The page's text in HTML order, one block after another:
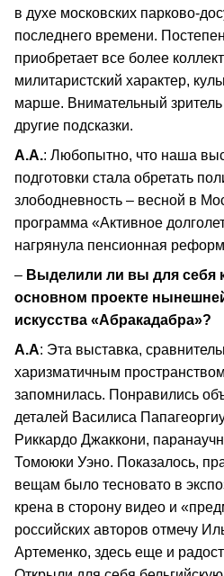
в духе московских парково-
последнего времени.
приобретает все более
милитаристский характер,
марше. Внимательный
другие подсказки.
А.А.: Любопытно, что наша
подготовки стала обретать
злободневность – весной в
программа «Активное
нагрянула пенсионная
– Выделили ли вы для себя
основном проекте
искусства «Абракадабра»?
А.А: Эта выставка,
харизматичным
запомнилась. Понравились
деталей Василиса
Риккардо Джаккони,
Томоюки Уэно. Показалось,
вещам было тесновато в
крена в сторону видео и
российских авторов отмечу
Артеменко, здесь еще и